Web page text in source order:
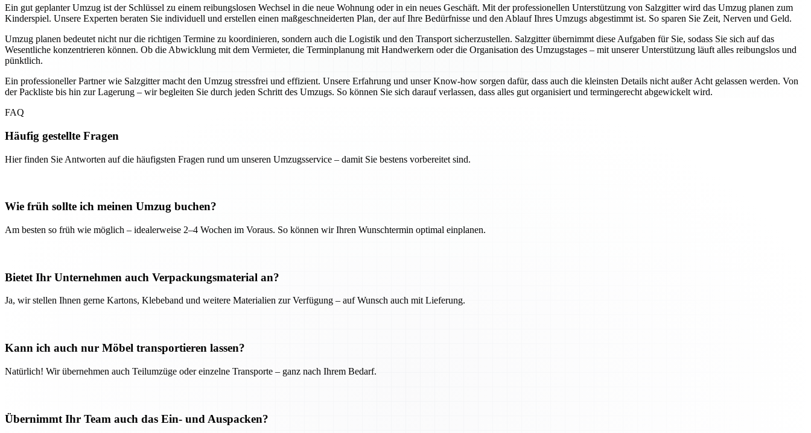
Ein gut geplanter Umzug ist der Schlüssel zu einem reibungslosen Wechsel in die neue Wohnung oder in ein neues Geschäft. Mit der professionellen Unterstützung von Salzgitter wird das Umzug planen zum
Kinderspiel. Unsere Experten beraten Sie individuell und erstellen einen maßgeschneiderten Plan, der auf Ihre Bedürfnisse und den Ablauf Ihres Umzugs abgestimmt ist. So sparen Sie Zeit, Nerven und Geld.
Umzug planen bedeutet nicht nur die richtigen Termine zu koordinieren, sondern auch die Logistik und den Transport sicherzustellen. Salzgitter übernimmt diese Aufgaben für Sie, sodass Sie sich auf das
Wesentliche konzentrieren können. Ob die Abwicklung mit dem Vermieter, die Terminplanung mit Handwerkern oder die Organisation des Umzugstages – mit unserer Unterstützung läuft alles reibungslos und
pünktlich.
Ein professioneller Partner wie Salzgitter macht den Umzug stressfrei und effizient. Unsere Erfahrung und unser Know-how sorgen dafür, dass auch die kleinsten Details nicht außer Acht gelassen werden. Von
der Packliste bis hin zur Lagerung – wir begleiten Sie durch jeden Schritt des Umzugs. So können Sie sich darauf verlassen, dass alles gut organisiert und termingerecht abgewickelt wird.
FAQ
Häufig gestellte Fragen
Hier finden Sie Antworten auf die häufigsten Fragen rund um unseren Umzugsservice – damit Sie bestens vorbereitet sind.
Wie früh sollte ich meinen Umzug buchen?
Am besten so früh wie möglich – idealerweise 2–4 Wochen im Voraus. So können wir Ihren Wunschtermin optimal einplanen.
Bietet Ihr Unternehmen auch Verpackungsmaterial an?
Ja, wir stellen Ihnen gerne Kartons, Klebeband und weitere Materialien zur Verfügung – auf Wunsch auch mit Lieferung.
Kann ich auch nur Möbel transportieren lassen?
Natürlich! Wir übernehmen auch Teilumzüge oder einzelne Transporte – ganz nach Ihrem Bedarf.
Übernimmt Ihr Team auch das Ein- und Auspacken?